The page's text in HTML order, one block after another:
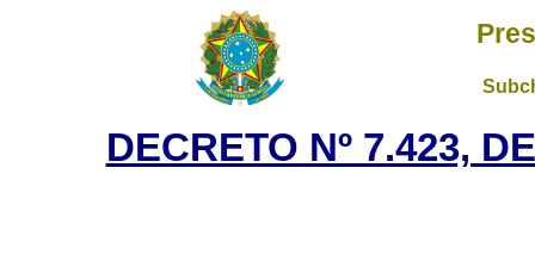
DECRETO Nº 7.423,